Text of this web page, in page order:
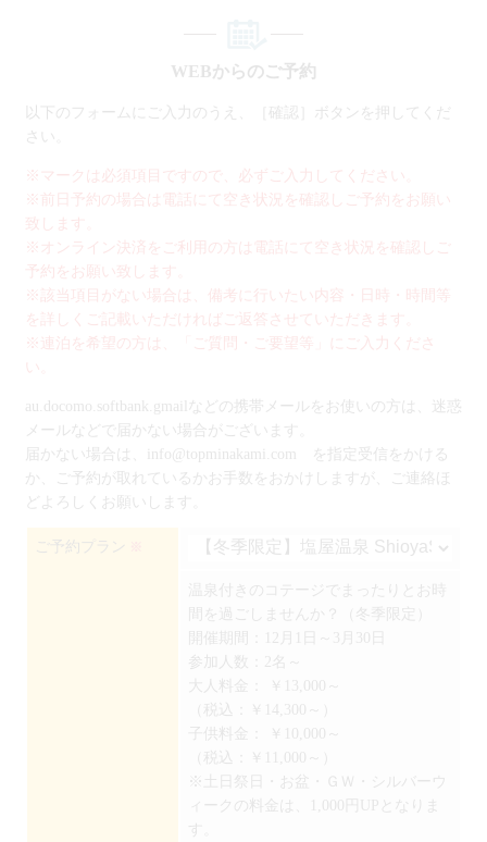
WEBからのご予約
以下のフォームにご入力のうえ、［確認］ボタンを押してくだ
さい。
※マークは必須項目ですので、必ずご入力してください。
※前日予約の場合は電話にて空き状況を確認しご予約をお願い
致します。
※オンライン決済をご利用の方は電話にて空き状況を確認しご
予約をお願い致します。
※該当項目がない場合は、備考に行いたい内容・日時・時間等
を詳しくご記載いただければご返答させていただきます。
※連泊を希望の方は、「ご質問・ご要望等」にご入力くださ
い。
au.docomo.softbank.gmailなどの携帯メールをお使いの方は、迷惑
メールなどで届かない場合がございます。
届かない場合は、info@topminakami.com を指定受信をかける
か、ご予約が取れているかお手数をおかけしますが、ご連絡ほ
どよろしくお願いします。
ご予約プラン
温泉付きのコテージでまったりとお時
間を過ごしませんか？（冬季限定）
開催期間：12月1日～3月30日
参加人数：2名～
大人料金：
（税込：￥14,300～）
（税込：￥11,000～）
※土日祭日・お盆・ＧＷ・シルバーウ
ィークの料金は、1,000円UPとなりま